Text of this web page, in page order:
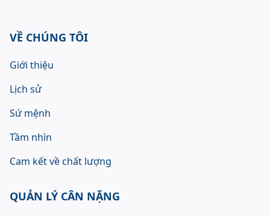
VỀ CHÚNG TÔI
Giới thiệu
Lịch sử
Sứ mệnh
Tầm nhìn
Cam kết về chất lượng
QUẢN LÝ CÂN NẶNG